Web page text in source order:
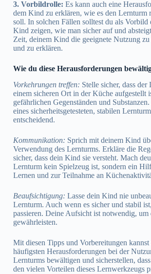
3. Vorbildrolle: Es kann auch eine
dem Kind zu erklären, wie es den Lernturm
soll. In solchen Fällen solltest du als Vorbild
Kind zeigen, wie man sicher auf und
Zeit, deinem Kind die geeignete Nutzung zu
und zu erklären.
Wie du diese Herausforderungen
Vorkehrungen treffen: Stelle sicher, dass der
einem sicheren Ort in der Küche aufgestellt
gefährlichen Gegenständen und
eines sicherheitsgetesteten, stabilen
entscheidend.
Kommunikation: Sprich mit deinem Kind
Verwendung des Lernturms. Erkläre die
sicher, dass dein Kind sie versteht. Mach
Lernturm kein Spielzeug ist, sondern ein
Lernen und zur Teilnahme an
Beaufsichtigung: Lasse dein Kind nie
Lernturm. Auch wenn es sicher und stabil
passieren. Deine Aufsicht ist notwendig, um
gewährleisten.
Mit diesen Tipps und Vorbereitungen
häufigsten Herausforderungen bei der
Lernturms bewältigen und sicherstellen,
den vielen Vorteilen dieses Lernwerkzeugs